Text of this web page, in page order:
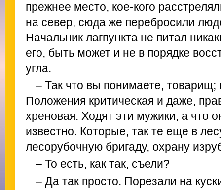
прежнее место, кое-кого
на север, сюда же перебросили
Начальник лагпункта не питал
его, быть может и не в порядке
угла.
– Так что вы понимаете,
Положения критическая и даже,
хреновая. Ходят эти мужики, а что
известно. Которые, так те еще в
лесорубочную бригаду, охрану
– То есть, как так, съели?
– Да так просто. Порезали на